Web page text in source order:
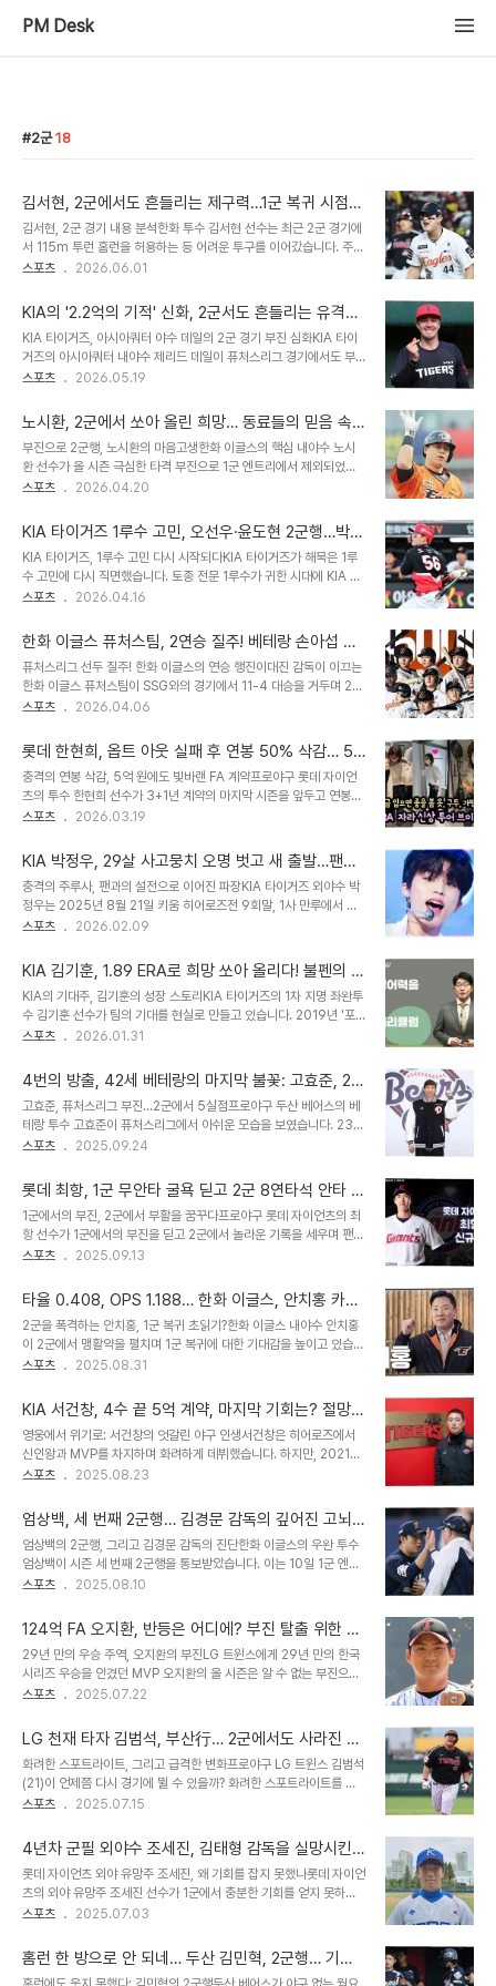
PM Desk
2군 18
김서현, 2군에서도 흔들리는 제구력…1군 복귀 시점
불투명
김서현, 2군 경기 내용 분석한화 투수 김서현 선수는 최근 2군 경기에
서 115m 투런 홈런을 허용하는 등 어려운 투구를 이어갔습니다. 주현
상 선수에 이어 등판한 김서현 선수는 정영웅 선수에게 안타를 맞은 후
내주며 위기를 자초했으나 추가 실점은 막아냈습니다. 지난 시즌과 달
라진 성적 및 감독 코멘트지난 시즌 맹활약하며 팀의 한국시리즈 진출
을 이끌었던 김서현 선수이지만, 올 시즌에는 1군에서 12경기 1승 2패
평균자책 12.38로 부진했습니다. 2군에서도 평균자책 7.00을 기록
하며 제구력 불안을 노출하고 있으며, 김경문 감독은 제구력 문제 해결
군 복귀 전망 ..
스포츠 2026.06.01
KIA의 '2.2억의 기적' 신화, 2군서도 흔들리는 유격수
데일의 불안한 질주
KIA 타이거즈, 아시아쿼터 야수 데일의 2군 경기 부진 심화KIA 타이
거즈의 아시아쿼터 내야수 제리드 데일이 퓨처스리그 경기에서도 부
진을 면치 못하고 있습니다. 18일 LG 트윈스와의 퓨처스리그 경기에
타격 침묵을 이어갔습니다. 특히 2회초에는 송대현의 평범한 땅볼 타
구를 뒤로 빠뜨리는 포구 실책을 범하며 실점의 빌미를 제공했습니다.
이는 지난 17일 퓨처스리그 데뷔전에서 기록한 두 차례의 실책에 이은
또 다른 아쉬운 장면이었습니다. 데일은 시즌 초반 '2.2억의 기적'이라
불리며 15경기 연속 안타 행진을 기록했지만, 이후 타격과 수비 모두
대와 우려 속, 데일..
스포츠 2026.05.19
노시환, 2군에서 쏘아 올린 희망… 동료들의 믿음 속
에 부활을 꿈꾸다
부진으로 2군행, 노시환의 마음고생한화 이글스의 핵심 내야수 노시
환 선수가 올 시즌 극심한 타격 부진으로 1군 엔트리에서 제외되었습
니다. 13경기에서 타율 0.145라는 저조한 성적을 기록하며 팀에 부
20홈런 이상을 기록하며 팀의 중심 타자로 활약했던 노시환에게는 예
상치 못한 시련이었습니다. 특히 시즌 전 11년 총액 307억 원이라는
대형 계약을 체결하며 높아진 기대치 때문에 더욱 힘든 시간을 보내고
있습니다. 2군에서의 재도약, 퓨처스리그 활약상2군으로 내려간 노시
환 선수는 재정비의 시간을 갖고 있습니다. 18일부터 퓨처스리그 경기
기에서는 3타수 1안타 3볼넷..
스포츠 2026.04.20
KIA 타이거즈 1루수 고민, 오선우·윤도현 2군행…박상
준 주춤, 김규성에게 기회
KIA 타이거즈, 1루수 고민 다시 시작되다KIA 타이거즈가 해묵은 1루
수 고민에 다시 직면했습니다. 토종 전문 1루수가 귀한 시대에 KIA 역
시 이우성, 패트릭 위즈덤을 거쳐 오선우까지 특정 선수에게 1루를 맡
훈련을 집중적으로 시켰지만, 두 선수 모두 시즌 초반 부진한 타격 성
적을 기록하며 2군으로 내려갔습니다. 이는 팀의 오랜 숙원 과제 해결
에 또 다른 난관이 될 전망입니다. 오선우·윤도현, 2군행…부진과 자세
문제이범호 감독은 왼손 거포로 성장할 것으로 기대했던 오선우와 윤
도현에게 1루 수비 훈련을 집중적으로 지시했습니다. 하지만 시즌 초
단순히 성적..
스포츠 2026.04.16
한화 이글스 퓨처스팀, 2연승 질주! 베테랑 손아섭 활
약과 젊은 투수들의 투혼
퓨처스리그 선두 질주! 한화 이글스의 연승 행진이대진 감독이 이끄는
한화 이글스 퓨처스팀이 SSG와의 경기에서 11-4 대승을 거두며 2연
승을 달성했습니다. 이로써 한화는 11승 3패로 북부리그 선두 자리를
수를 공략하며 일찌감치 승기를 잡았습니다. 특히 이원석의 3타점 3
루타와 박정현의 2타점 적시타 등이 터지며 SSG의 추격을 따돌렸습
니다. 반면 SSG는 7회와 9회에 추격의 불씨를 살렸지만, 결국 역전
에는 실패했습니다. 베테랑 손아섭의 건재함과 타선의 폭발2군에서
컨디션을 끌어올리고 있는 베테랑 손아섭 선수는 이날 1안타 2볼넷 1
점 2득점으로 맹타를 휘둘렀고..
스포츠 2026.04.06
롯데 한현희, 옵트 아웃 실패 후 연봉 50% 삭감… 5
억 원에도 씁쓸한 현실
충격의 연봉 삭감, 5억 원에도 빛바랜 FA 계약프로야구 롯데 자이언
츠의 투수 한현희 선수가 3+1년 계약의 마지막 시즌을 앞두고 연봉
50% 삭감이라는 씁쓸한 현실을 마주했습니다. 옵트 아웃 조항 행사
고 5억 원이라는 적지 않은 금액이 책정되어 눈길을 끕니다. 롯데는
지난 2023년 1월, 한현희 선수와 최대 40억 원 규모의 FA 계약을
체결한 바 있습니다. 이 계약에는 3년 간의 성적에 따라 2025시즌
종료 후 옵트 아웃을 할 수 있는 조항이 포함되어 있었습니다. 부진했
던 3년, 옵트 아웃 기준 미달한현희 선수는 계약 첫 해인 2023년 38
치지 못했습니다..
스포츠 2026.03.19
KIA 박정우, 29살 사고뭉치 오명 벗고 새 출발…팬과
의 설전 후 통렬한 자기반성
충격의 주루사, 팬과의 설전으로 이어진 파장KIA 타이거즈 외야수 박
정우는 2025년 8월 21일 키움 히어로즈전 9회말, 1사 만루에서 어
처구니없는 주루사를 범하며 팀의 역전 기회를 날렸습니다. 이로 인해
우의 SNS를 통해 비판을 넘어선 비난을 가하자, 박정우 역시 이에 맞
서 설전을 벌였습니다. 이 설전 내용이 온라인에 퍼지면서 사태는 걷잡
을 수 없이 커졌고, 결국 구단은 박정우를 2군으로 보내 자숙하게 했습
니다. 깊은 후회와 반성, 새로운 다짐일본 아마미오시마 스프링캠프에
서 만난 박정우는 "욱하는 성격이 있다. 누구한테나 이제 그러지 말아
후회를 드러냈습니..
스포츠 2026.02.09
KIA 김기훈, 1.89 ERA로 희망 쏘아 올리다! 불펜의 새
희망이 될까?
KIA의 기대주, 김기훈의 성장 스토리KIA 타이거즈의 1차 지명 좌완투
수 김기훈 선수가 팀의 기대를 현실로 만들고 있습니다. 2019년 '포
스트 양현종'으로 주목받으며 입단했지만, 제구 난조로 어려움을 겪었
평균자책점을 기록하며 가능성을 보여주었고, 전역 후 1군에서도
1.04의 뛰어난 평균자책점을 기록하며 가능성을 입증했습니다.
2024년에는 미국 연수까지 다녀오며 기량 향상에 힘썼습니다. KIA
는 김기훈 선수에게 높은 기대치를 가지고 있으며, 이는 연봉 인상으로
이어졌습니다. 좌절 속에서 피어난 희망, 김기훈의 반등2024년 시즌
기하지 않는 정신으로 후반기 ..
스포츠 2026.01.31
4번의 방출, 42세 베테랑의 마지막 불꽃: 고효준, 2군
에서 마침표를 찍을까
고효준, 퓨처스리그 부진…2군에서 5실점프로야구 두산 베어스의 베
테랑 투수 고효준이 퓨처스리그에서 아쉬운 모습을 보였습니다. 23일
이천 두산베어스파크에서 열린 한화 이글스와의 경기에서 구원 등판
보였습니다. 0-4로 뒤진 7회에 등판한 고효준은 선두 타자 박정현에
게 안타를 허용하며 시작했습니다. 이후 2루타, 볼넷, 적시타 등을 연
이어 허용하며 어려운 경기를 펼쳤습니다. 고효준은 김건을 삼진으로
돌려세웠지만, 대타 정민규를 볼넷으로 내보내며 위기를 자초했습니
다. 1사 만루에서 이민재에게 적시타를 허용하며 1점을 내주었고, 이어
결국, 김도윤으로 교체되었지만, 김도윤 역시..
스포츠 2025.09.24
롯데 최항, 1군 무안타 굴욕 딛고 2군 8연타석 안타 폭
발! 이병규 기록 깰까?
1군에서의 부진, 2군에서 부활을 꿈꾸다프로야구 롯데 자이언츠의 최
항 선수가 1군에서의 부진을 딛고 2군에서 놀라운 기록을 세우며 팬들
의 이목을 집중시키고 있습니다. 1군에서는 5경기 출장, 3타석 2타수
로 팀의 활력소 역할을 톡톡히 해내고 있습니다. 그의 2군에서의 활약
은 팬들에게 희망을 불어넣으며, 1군 복귀에 대한 기대감을 높이고 있
습니다. 과연 최항 선수는 1군에서도 자신의 기량을 마음껏 펼칠 수 있
을까요? 8연타석 안타, 퓨처스리그를 뒤흔들다최항 선수는 11일 SSG
랜더스와의 경기에서 4회부터 4연타석 안타를 기록하며 맹타를 휘둘
4안타를 기록하며 8연타석..
스포츠 2025.09.13
타율 0.408, OPS 1.188… 한화 이글스, 안치홍 카드
로 타선 부활 꿈꿀까?
2군을 폭격하는 안치홍, 1군 복귀 초읽기?한화 이글스 내야수 안치홍
이 2군에서 맹활약을 펼치며 1군 복귀에 대한 기대감을 높이고 있습니
다. 안치홍은 퓨처스리그 경기에서 2루타를 연이어 터뜨리는 등 뛰어
루타와 멀티히트를 기록하며 퓨처스리그 시즌 타율을 0.408까지 끌
어올렸습니다. 출루율 .453, 장타율 .735, OPS 1.188을 기록하며
2군에서 더 이상 보여줄 것이 없는 압도적인 성적을 보여주고 있습니
다. 1군 부진, 2군에서의 반등… 안치홍에게 주어진 숙제올 시즌 1군에
서는 안치홍의 부진이 이어졌습니다. 타율 0.168, 1홈런, 15타점으로
션 난조와 부..
스포츠 2025.08.31
KIA 서건창, 4수 끝 5억 계약, 마지막 기회는? 절망적
인 현실과 9월의 희망
영웅에서 위기로: 서건창의 엇갈린 야구 인생서건창은 히어로즈에서
신인왕과 MVP를 차지하며 화려하게 데뷔했습니다. 하지만, 2021시
즌 중 LG로 트레이드된 후, 그의 야구 인생은 예상치 못한 방향으로
0.605, 2023년 44경기 OPS 0.542라는 실망스러운 성적을 기
록하며 팬들의 아쉬움을 자아냈습니다. 2023시즌 후 LG에서 방출된
서건창은 고향팀 KIA에서 새로운 도전을 시작했습니다. 반전의 드라
마, 그리고 씁쓸한 현실2024시즌, 서건창은 3할대 타율과 OPS 0.8
이상을 기록하며 놀라운 반전을 보여주며 팬들을 열광시켰습니다. 그
번 야구..
스포츠 2025.08.23
엄상백, 세 번째 2군행… 김경문 감독의 깊어진 고뇌
와 재도약의 기회
엄상백의 2군행, 그리고 김경문 감독의 진단한화 이글스의 우완 투수
엄상백이 시즌 세 번째 2군행을 통보받았습니다. 이는 10일 1군 엔트
리에서 말소된 결정으로 이어졌습니다. 엄상백은 직전 경기에서 선발
을 보였습니다. 김경문 감독은 엄상백의 부진에 대해 '내용이 너무 안
좋았다'고 평가하며, '적어도 5회까지는 가야 내용이 되는데, 안 바꿀
수가 없었다'고 말했습니다. 이러한 결정은 엄상백에게는 아쉬움과 재
도약의 기회를 동시에 의미합니다. 팀과 선수 모두에게 중요한 시점입
니다. FA 계약 후 겪는 어려움: 부담감과 엇박자엄상백은 올 시즌을 앞
를 받았습니다. 그..
스포츠 2025.08.10
124억 FA 오지환, 반등은 어디에? 부진 탈출 위한 L
G의 숙제
29년 만의 우승 주역, 오지환의 부진LG 트윈스에게 29년 만의 한국
시리즈 우승을 안겼던 MVP 오지환의 올 시즌은 알 수 없는 부진으로
시작되었습니다. 2군에서 20일 동안 재정비하는 시간을 가졌지만, 아
오지환은 현재 심각한 타격 부진에 시달리고 있습니다. 2군행 이후 더
욱 악화된 성적표오지환은 올 시즌 74경기에서 타율 2할1푼5리(219
타수 47안타) 7홈런 28타점에 머물고 있으며, 출루율 0.292, 장타
율 0.365로 OPS가 0.657에 그치고 있습니다. 특히 2군에 가기 전
61경기에서 타율 2할1푼8리를 기록했던 오지환은, 2군 복귀 후 13경
지면..
스포츠 2025.07.22
LG 천재 타자 김범석, 부산行… 2군에서도 사라진 이
유
화려한 스포트라이트, 그리고 급격한 변화프로야구 LG 트윈스 김범석
(21)이 언제쯤 다시 경기에 뛸 수 있을까? 화려한 스포트라이트를 받
고 LG에 입단해 ‘천재타자’로 주목 받았던 김범석은 1년 사이에 입지
에도 하루도 등록되지 못했다. 2군에서도 보이지 않는 김범석퓨처스
리그에서 12경기에 출장해 타율 2할1푼4리(42타수 9안타) 2홈런 5
타점을 기록했다. 지난 4월 9일 퓨처스리그 SSG 랜더스와 경기가 마
지막이다. 3개월 넘게 2군 경기에도 출장하지 않고 있다. 김범석은 현
재 선수단을 잠시 떠나 있다. 부산행, 그리고 재충전의 시간LG 관계자
리적인 안..
스포츠 2025.07.15
4년차 군필 외야수 조세진, 김태형 감독을 실망시킨
이유는? 하반기 반등 가능성은?
롯데 자이언츠 외야 유망주 조세진, 왜 기회를 잡지 못했나롯데 자이언
츠의 외야 유망주 조세진 선수가 1군에서 충분한 기회를 얻지 못하며
아쉬움을 자아내고 있습니다. 4년차 군필 외야수임에도 불구하고, 김
1군에서 7경기 출전에 그치며, 데뷔 시즌에 비해 출전 기회가 줄어든
상황입니다. 외야 무주공산에도 조세진이 선택받지 못한 이유올해 롯
스포츠 2025.07.03
홈런 한 방으로 안 되네… 두산 김민혁, 2군행… 기회
잡지 못한 유망주의 씁쓸한 현실